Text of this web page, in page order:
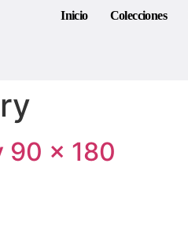
Inicio Colecciones
90 × 180